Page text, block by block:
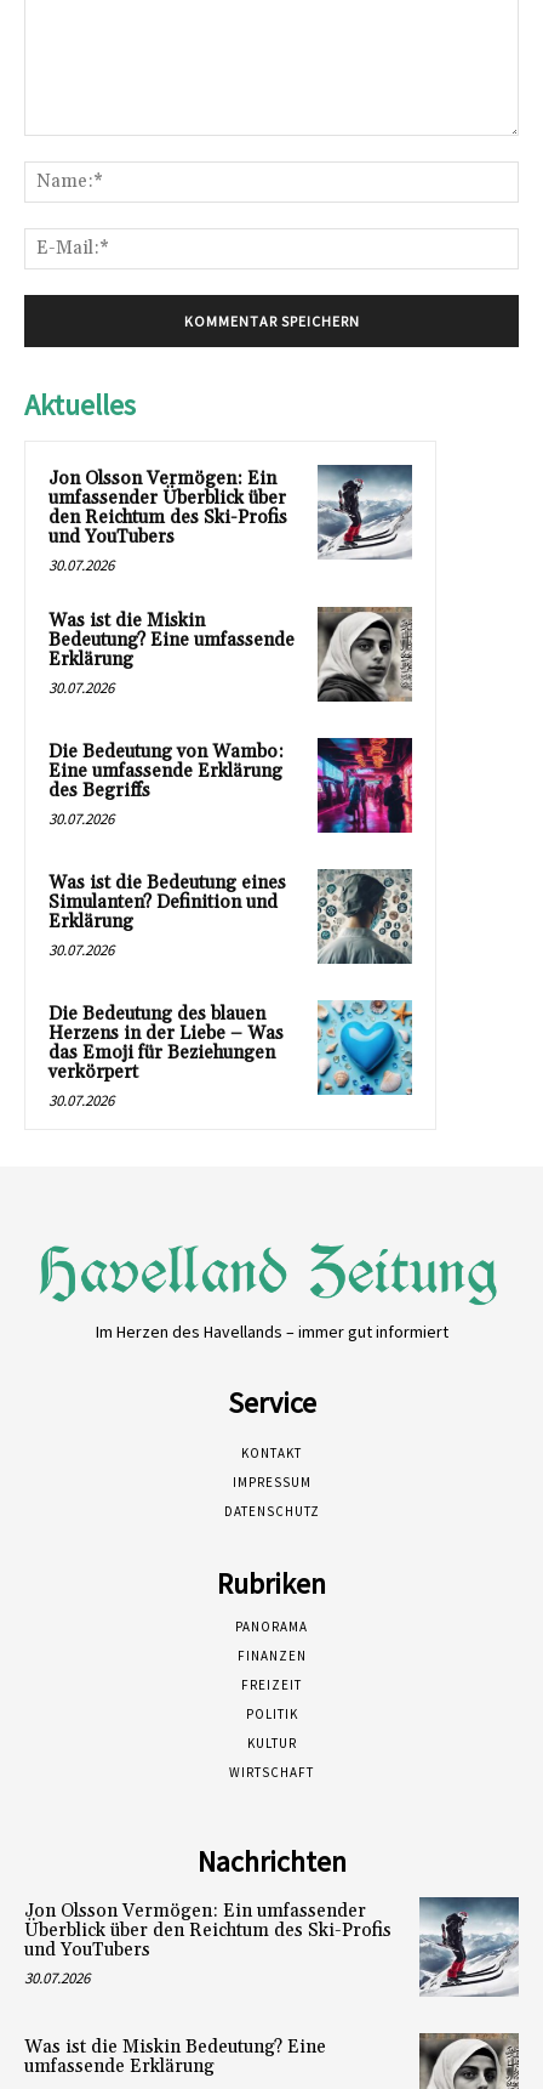
Aktuelles
Jon Olsson Vermögen: Ein
umfassender Überblick über
den Reichtum des Ski-Profis
und YouTubers
30.07.2026
Was ist die Miskin
Bedeutung? Eine umfassende
Erklärung
30.07.2026
Die Bedeutung von Wambo:
Eine umfassende Erklärung
des Begriffs
30.07.2026
Was ist die Bedeutung eines
Simulanten? Definition und
Erklärung
30.07.2026
Die Bedeutung des blauen
Herzens in der Liebe – Was
das Emoji für Beziehungen
verkörpert
30.07.2026
Im Herzen des Havellands – immer gut informiert
Service
KONTAKT
IMPRESSUM
DATENSCHUTZ
Rubriken
PANORAMA
FINANZEN
FREIZEIT
POLITIK
KULTUR
WIRTSCHAFT
Nachrichten
Jon Olsson Vermögen: Ein umfassender
Überblick über den Reichtum des Ski-Profis
und YouTubers
30.07.2026
Was ist die Miskin Bedeutung? Eine
umfassende Erklärung